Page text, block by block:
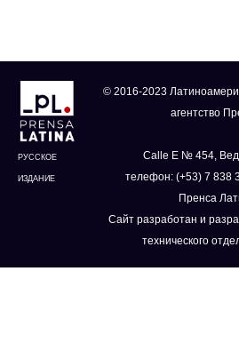
РУССКОЕ
ИЗДАНИЕ
© 2016-2023
агентство
Calle E № 454,
телефон: (+53) 7 838
Пренса
Сайт разработан и
технического